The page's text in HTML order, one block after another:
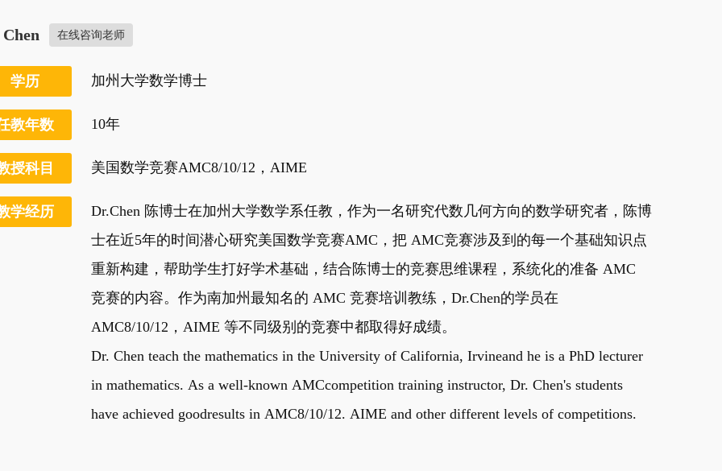
在线咨询老师
学历 加州大学数学博士
教年数 10年
授科目 美国数学竞赛AMC8/10/12，AIME
学经历
Dr.Chen 陈博士在加州大学数学系任教，作为一名研究代数几何方向的数学研究者，陈博
士在近5年的时间潜心研究美国数学竞赛AMC，把 AMC竞赛涉及到的每一个基础知识点
重新构建，帮助学生打好学术基础，结合陈博士的竞赛思维课程，系统化的准备 AMC
竞赛的内容。作为南加州最知名的 AMC 竞赛培训教练，Dr.Chen的学员在
AMC8/10/12，AIME 等不同级别的竞赛中都取得好成绩。
Dr. Chen teach the mathematics in the University of California, Irvineand he is a PhD lecturer
in mathematics. As a well-known AMCcompetition training instructor, Dr. Chen's students
have achieved goodresults in AMC8/10/12. AIME and other different levels of competitions.